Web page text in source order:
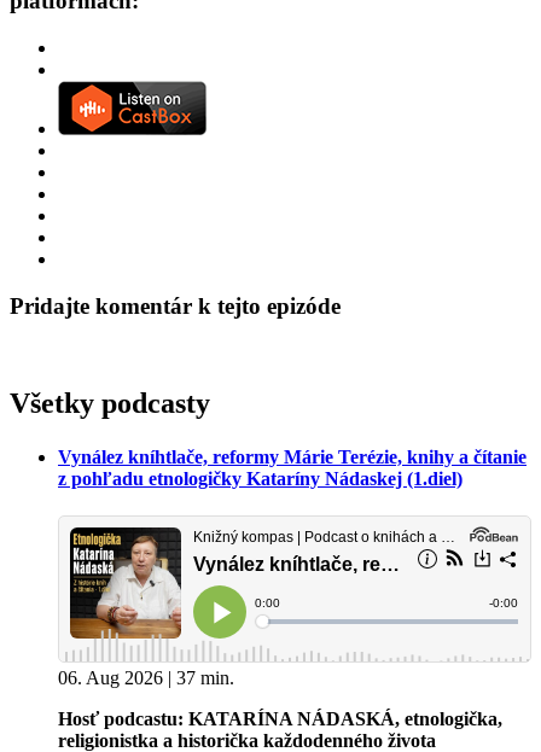
Pridajte komentár k tejto epizóde
Všetky podcasty
Vynález kníhtlače, reformy Márie Terézie, knihy a čítanie
z pohľadu etnologičky Kataríny Nádaskej (1.diel)
06. Aug 2026 | 37 min.
Hosť podcastu: KATARÍNA NÁDASKÁ, etnologička,
religionistka a historička každodenného života